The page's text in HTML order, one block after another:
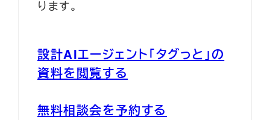
ります。
設計AIエージェント「タグっと」の
資料を閲覧する
無料相談会を予約する